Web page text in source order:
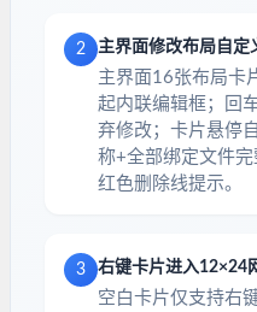
2 主界面修改布局自定
主界面16张布局卡
起内联编辑框；回
弃修改；卡片悬停
称+全部绑定文件
红色删除线提示。
3 右键卡片进入12×24
空白卡片仅支持右